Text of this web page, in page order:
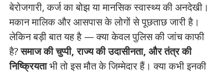
बेरोजगारी, कर्ज का बोझ या मानसिक स्वास्थ्य की अनदेखी।
मकान मालिक और आसपास के लोगों से पूछताछ जारी है।
लेकिन बड़ी बात यह है — क्या केवल पुलिस की जांच काफी
है?समाज की चुप्पी, राज्य की उदासीनता, और तंत्र की
निष्क्रियताभी तो इस मौत के जिम्मेदार हैं। क्या कभी इनकी